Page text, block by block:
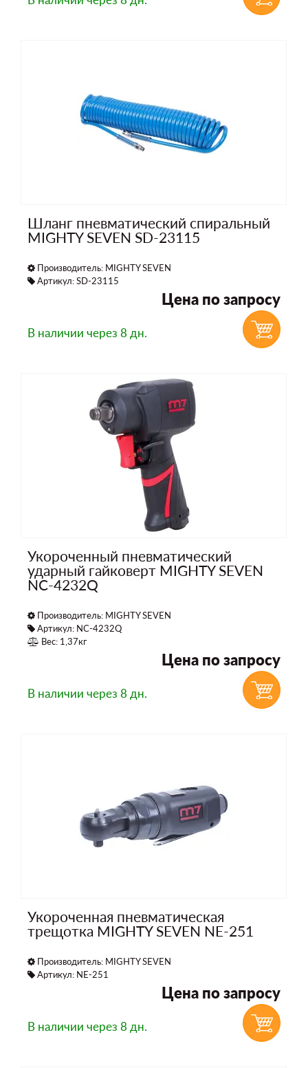
Шланг пневматический спиральный
MIGHTY SEVEN SD-23115
Производитель: MIGHTY SEVEN
Артикул: SD-23115
Цена по запросу
В наличии через 8 дн.
Укороченный пневматический
ударный гайковерт MIGHTY SEVEN
NC-4232Q
Производитель: MIGHTY SEVEN
Артикул: NC-4232Q
Вес: 1,37кг
Цена по запросу
В наличии через 8 дн.
Укороченная пневматическая
трещотка MIGHTY SEVEN NE-251
Производитель: MIGHTY SEVEN
Артикул: NE-251
Цена по запросу
В наличии через 8 дн.